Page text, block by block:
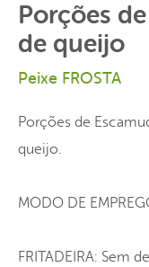
Porções
de queijo
Peixe FROSTA
Porções de
queijo.
MODO DE
FRITADEIRA: Sem